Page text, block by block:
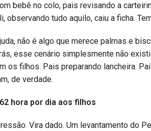
bebê no colo, pais revisando a
observando tudo aquilo, caiu a ficha.
não é algo que merece palmas e
esse cenário simplesmente não
os filhos. Pais preparando lancheira.
de verdade.
hora por dia aos filhos
Vira dado. Um levantamento do